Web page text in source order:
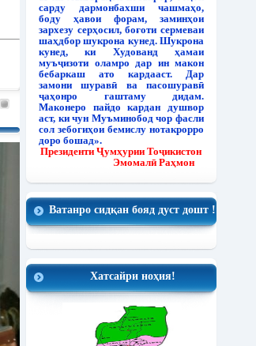
сарду дармонбахши чашмаҳо,
боду ҳавои форам, заминҳои
зархезу серҳосил, боғоти сермеваи
шаҳдбор шукрона кунед. Шукрона
кунед, ки Худованд ҳамаи
муъҷизоти оламро дар ин макон
бебаркаш ато кардааст. Дар
замони шуравӣ ва пасошуравӣ
ҷаҳонро гаштаму дидам.
Маконеро пайдо кардан душвор
аст, ки чун Муъминобод чор фасли
сол зебогиҳои бемислу нотакрорро
доро бошад».
Президенти Ҷумҳурии Тоҷикистон
Эмомалӣ Раҳмон
Ватанро сидқан бояд дуст дошт !
Хатсайри ноҳия!